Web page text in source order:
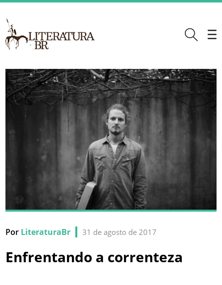
Por LiteraturaBr 31 de agosto de 2017
Enfrentando a correnteza